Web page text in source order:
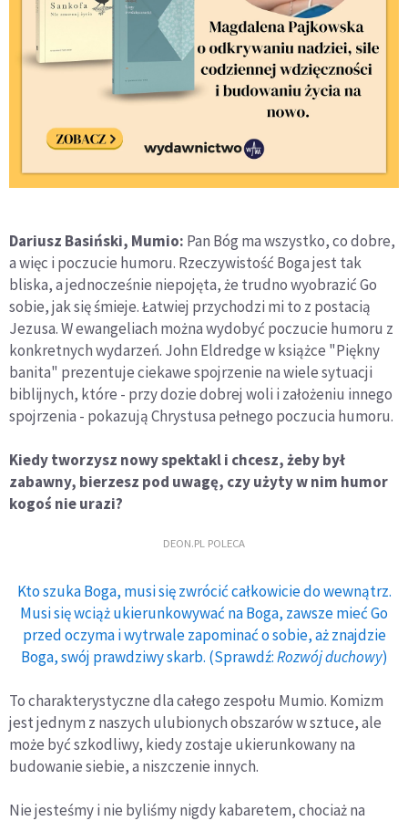
Dariusz Basiński, Mumio: Pan Bóg ma wszystko, co dobre,
a więc i poczucie humoru. Rzeczywistość Boga jest tak
bliska, a jednocześnie niepojęta, że trudno wyobrazić Go
sobie, jak się śmieje. Łatwiej przychodzi mi to z postacią
Jezusa. W ewangeliach można wydobyć poczucie humoru z
konkretnych wydarzeń. John Eldredge w książce "Piękny
banita" prezentuje ciekawe spojrzenie na wiele sytuacji
biblijnych, które - przy dozie dobrej woli i założeniu innego
spojrzenia - pokazują Chrystusa pełnego poczucia humoru.
Kiedy tworzysz nowy spektakl i chcesz, żeby był
zabawny, bierzesz pod uwagę, czy użyty w nim humor
kogoś nie urazi?
DEON.PL POLECA
Kto szuka Boga, musi się zwrócić całkowicie do wewnątrz.
Musi się wciąż ukierunkowywać na Boga, zawsze mieć Go
przed oczyma i wytrwale zapominać o sobie, aż znajdzie
Boga, swój prawdziwy skarb. (Sprawdź:Rozwój duchowy)
To charakterystyczne dla całego zespołu Mumio. Komizm
jest jednym z naszych ulubionych obszarów w sztuce, ale
może być szkodliwy, kiedy zostaje ukierunkowany na
budowanie siebie, a niszczenie innych.
Nie jesteśmy i nie byliśmy nigdy kabaretem, chociaż na